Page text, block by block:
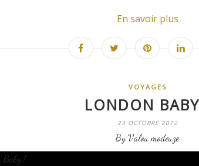
En savoir plus
VOYAGES
LONDON
23 OCTOBRE 2012
By Valou modeuze